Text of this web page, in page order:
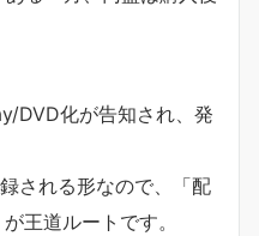
DVD化が告知され、発
される形なので、「配
王道ルートです。